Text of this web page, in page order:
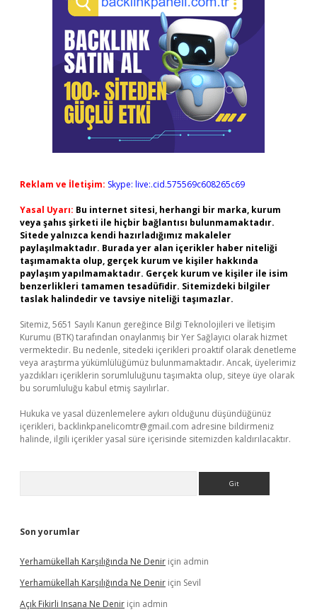
Reklam ve İletişim: Skype: live:.cid.575569c608265c69
Yasal Uyarı: Bu internet sitesi, herhangi bir marka, kurum
veya şahıs şirketi ile hiçbir bağlantısı bulunmamaktadır.
Sitede yalnızca kendi hazırladığımız makaleler
paylaşılmaktadır. Burada yer alan içerikler haber niteliği
taşımamakta olup, gerçek kurum ve kişiler hakkında
paylaşım yapılmamaktadır. Gerçek kurum ve kişiler ile isim
benzerlikleri tamamen tesadüfidir. Sitemizdeki bilgiler
taslak halindedir ve tavsiye niteliği taşımazlar.
Sitemiz, 5651 Sayılı Kanun gereğince Bilgi Teknolojileri ve İletişim
Kurumu (BTK) tarafından onaylanmış bir Yer Sağlayıcı olarak hizmet
vermektedir. Bu nedenle, sitedeki içerikleri proaktif olarak denetleme
veya araştırma yükümlülüğümüz bulunmamaktadır. Ancak, üyelerimiz
yazdıkları içeriklerin sorumluluğunu taşımakta olup, siteye üye olarak
bu sorumluluğu kabul etmiş sayılırlar.
Hukuka ve yasal düzenlemelere aykırı olduğunu düşündüğünüz
içerikleri, backlinkpanelicomtr@gmail.com adresine bildirmeniz
halinde, ilgili içerikler yasal süre içerisinde sitemizden kaldırılacaktır.
Son yorumlar
Yerhamükellah Karşılığında Ne Denir için admin
Yerhamükellah Karşılığında Ne Denir için Sevil
Açık Fikirli Insana Ne Denir için admin